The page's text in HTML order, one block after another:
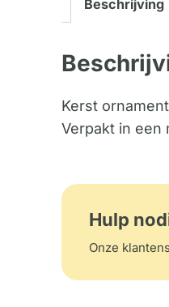
Beschrijving
Kerst
Verpakt in een
Hulp
Onze